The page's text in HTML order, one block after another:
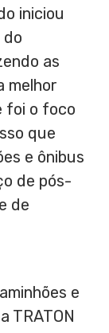
iniciou
do
as
melhor
foi o foco
que
e ônibus
de pós-
de
e
TRATON